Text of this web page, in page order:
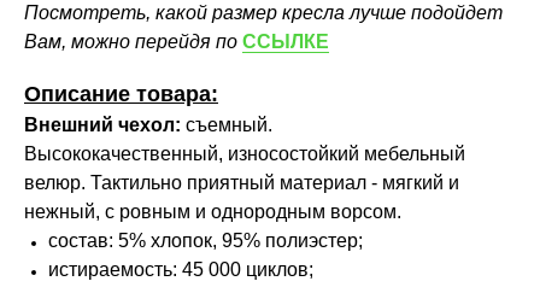
Посмотреть, какой размер кресла лучше подойдет
Вам, можно перейдя по ССЫЛКЕ
Описание товара:
Внешний чехол: съемный.
Высококачественный, износостойкий мебельный
велюр. Тактильно приятный материал - мягкий и
нежный, с ровным и однородным ворсом.
состав: 5% хлопок, 95% полиэстер;
истираемость: 45 000 циклов;